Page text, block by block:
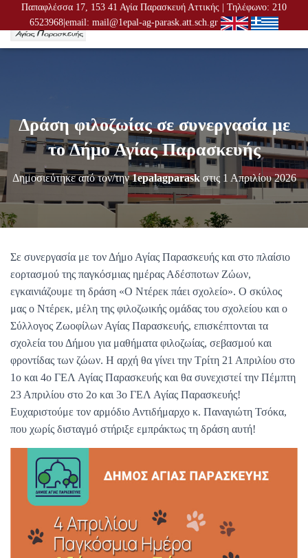
Παπαφλέσσα 17, 153 41 Αγία Παρασκευή Αττικής | Τηλέφωνο: 210
6523968|email: mail@1epal-ag-parask.att.sch.gr
Ν
Ή
Π
Λ
Ο
Ή
Γ
Η
Η
Δράση φιλοζωίας σε συνεργασία με
το Δήμο Αγίας Παρασκευής
Δημοσιεύτηκε από τον/την1epalagparaskστις 1 Απριλίου 2026
Σε συνεργασία με τον Δήμο Αγίας Παρασκευής και στο πλαίσιο
εορτασμού της παγκόσμιας ημέρας Αδέσποτων Ζώων,
εγκαινιάζουμε τη δράση «Ο Ντέρεκ πάει σχολείο». Ο σκύλος
μας ο Ντέρεκ, μέλη της φιλοζωικής ομάδας του σχολείου και ο
Σύλλογος Ζωοφίλων Αγίας Παρασκευής, επισκέπτονται τα
σχολεία του Δήμου για μαθήματα φιλοζωίας, σεβασμού και
φροντίδας των ζώων. Η αρχή θα γίνει την Τρίτη 21 Απριλίου στο
1ο και 4ο ΓΕΛ Αγίας Παρασκευής και θα συνεχιστεί την Πέμπτη
23 Απριλίου στο 2ο και 3ο ΓΕΛ Αγίας Παρασκευής!
Ευχαριστούμε τον αρμόδιο Αντιδήμαρχο κ. Παναγιώτη Τσόκα,
που χωρίς δισταγμό στήριξε εμπράκτως τη δράση αυτή!